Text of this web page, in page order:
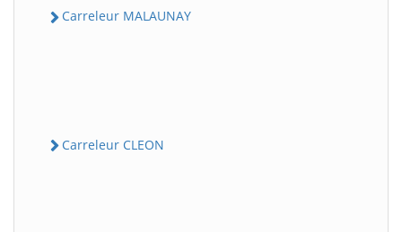
Carreleur MALAUNAY
Carreleur CLEON